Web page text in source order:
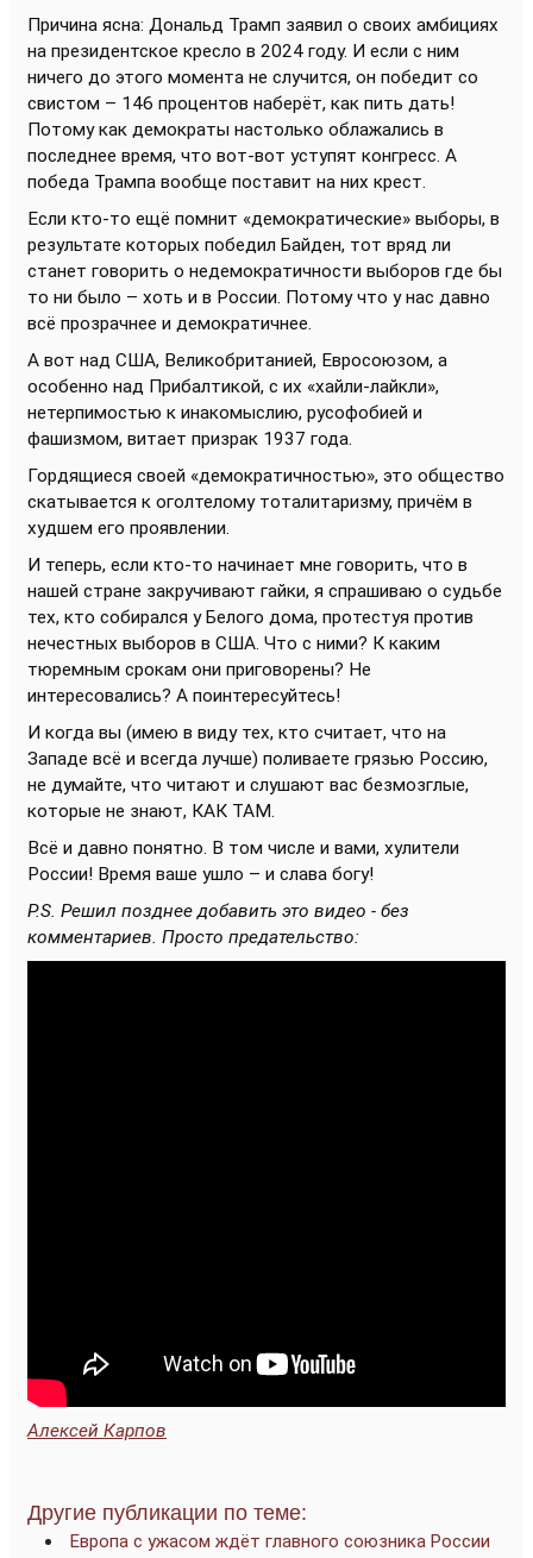
Причина ясна: Дональд Трамп заявил о своих амбициях
на президентское кресло в 2024 году. И если с ним
ничего до этого момента не случится, он победит со
свистом – 146 процентов наберёт, как пить дать!
Потому как демократы настолько облажались в
последнее время, что вот-вот уступят конгресс. А
победа Трампа вообще поставит на них крест.
Если кто-то ещё помнит «демократические» выборы, в
результате которых победил Байден, тот вряд ли
станет говорить о недемократичности выборов где бы
то ни было – хоть и в России. Потому что у нас давно
всё прозрачнее и демократичнее.
А вот над США, Великобританией, Евросоюзом, а
особенно над Прибалтикой, с их «хайли-лайкли»,
нетерпимостью к инакомыслию, русофобией и
фашизмом, витает призрак 1937 года.
Гордящиеся своей «демократичностью», это общество
скатывается к оголтелому тоталитаризму, причём в
худшем его проявлении.
И теперь, если кто-то начинает мне говорить, что в
нашей стране закручивают гайки, я спрашиваю о судьбе
тех, кто собирался у Белого дома, протестуя против
нечестных выборов в США. Что с ними? К каким
тюремным срокам они приговорены? Не
интересовались? А поинтересуйтесь!
И когда вы (имею в виду тех, кто считает, что на
Западе всё и всегда лучше) поливаете грязью Россию,
не думайте, что читают и слушают вас безмозглые,
которые не знают, КАК ТАМ.
Всё и давно понятно. В том числе и вами, хулители
России! Время ваше ушло – и слава богу!
P.S. Решил позднее добавить это видео - без
комментариев. Просто предательство:
Алексей Карпов
Другие публикации по теме:
Европа с ужасом ждёт главного союзника России